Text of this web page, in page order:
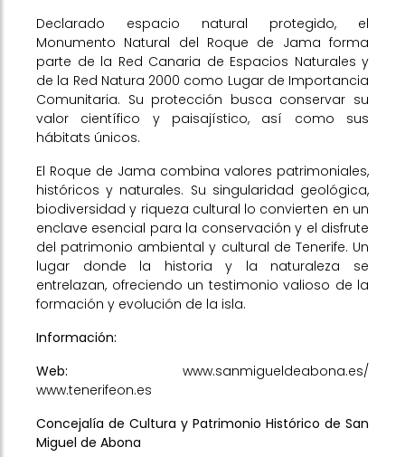
Declarado espacio natural protegido, el
Monumento Natural del Roque de Jama forma
parte de la Red Canaria de Espacios Naturales y
de la Red Natura 2000 como Lugar de Importancia
Comunitaria. Su protección busca conservar su
valor científico y paisajístico, así como sus
hábitats únicos.
El Roque de Jama combina valores patrimoniales,
históricos y naturales. Su singularidad geológica,
biodiversidad y riqueza cultural lo convierten en un
enclave esencial para la conservación y el disfrute
del patrimonio ambiental y cultural de Tenerife. Un
lugar donde la historia y la naturaleza se
entrelazan, ofreciendo un testimonio valioso de la
formación y evolución de la isla.
Información:
Web:
www.sanmigueldeabona.es/
www.tenerifeon.es
Concejalía de Cultura y Patrimonio Histórico de San
Miguel de Abona